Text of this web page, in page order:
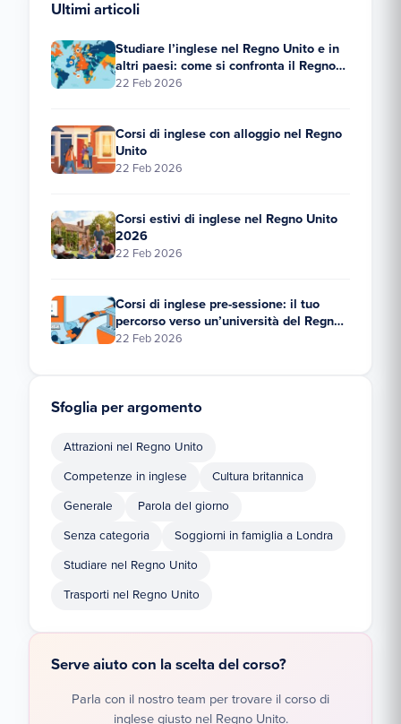
Ultimi articoli
Studiare l’inglese nel Regno Unito e in
altri paesi: come si confronta il Regno
Unito?
22 Feb 2026
Corsi di inglese con alloggio nel Regno
Unito
22 Feb 2026
Corsi estivi di inglese nel Regno Unito
2026
22 Feb 2026
Corsi di inglese pre-sessione: il tuo
percorso verso un’università del Regno
Unito
22 Feb 2026
Sfoglia per argomento
Attrazioni nel Regno Unito
Competenze in inglese Cultura britannica
Generale Parola del giorno
Senza categoria Soggiorni in famiglia a Londra
Studiare nel Regno Unito
Trasporti nel Regno Unito
Serve aiuto con la scelta del corso?
Parla con il nostro team per trovare il corso di
inglese giusto nel Regno Unito.